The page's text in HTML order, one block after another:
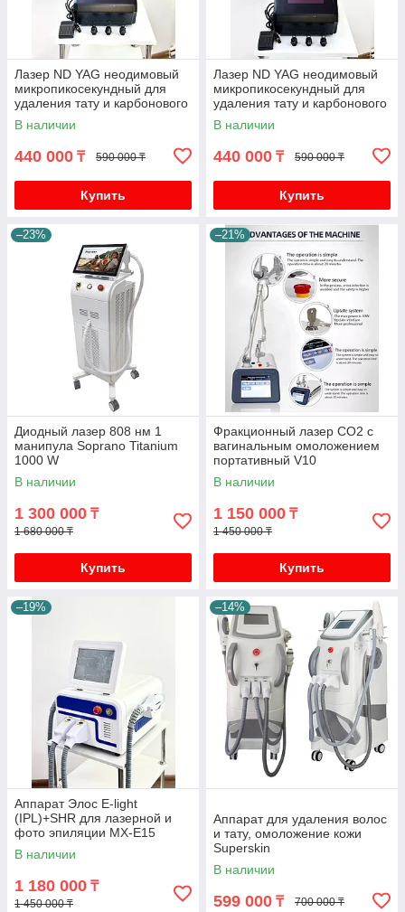
Лазер ND YAG неодимовый
микропикосекундный для
удаления тату и карбонового
пилинга J12
В наличии
440 000 ₸ 590 000 ₸
Купить
Лазер ND YAG неодимовый
микропикосекундный для
удаления тату и карбонового
пилинга J12
В наличии
440 000 ₸ 590 000 ₸
Купить
–23%
Диодный лазер 808 нм 1
манипула Soprano Titanium
1000 W
В наличии
1 300 000 ₸
1 680 000 ₸
Купить
–21%
Фракционный лазер CO2 с
вагинальным омоложением
портативный V10
В наличии
1 150 000 ₸
1 450 000 ₸
Купить
–19%
Аппарат Элос E-light
(IPL)+SHR для лазерной и
фото эпиляции MX-E15
В наличии
1 180 000 ₸
1 450 000 ₸
–14%
Аппарат для удаления волос
и тату, омоложение кожи
Superskin
В наличии
599 000 ₸ 700 000 ₸